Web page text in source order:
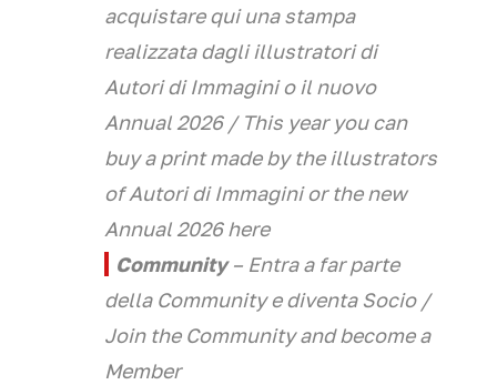
acquistare qui una stampa
realizzata dagli illustratori di
Autori di Immagini o il nuovo
Annual 2026 / This year you can
buy a print made by the illustrators
of Autori di Immagini or the new
Annual 2026 here
Community– Entra a far parte
della Community e diventa Socio /
Join the Community and become a
Member